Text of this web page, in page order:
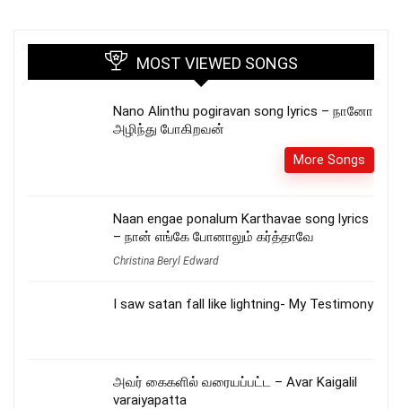
MOST VIEWED SONGS
Nano Alinthu pogiravan song lyrics – நானோ
அழிந்து போகிறவன்
More Songs
Naan engae ponalum Karthavae song lyrics
– நான் எங்கே போனாலும் கர்த்தாவே
Christina Beryl Edward
I saw satan fall like lightning- My Testimony
அவர் கைகளில் வரையப்பட்ட – Avar Kaigalil
varaiyapatta